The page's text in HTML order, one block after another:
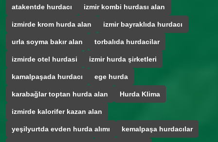
atakentde hurdacı izmir kombi hurdası alan
izmirde krom hurda alan izmir bayraklıda hurdacı
urla soyma bakır alan torbalıda hurdacilar
izmirde otel hurdasi izmir hurda şirketleri
kamalpaşada hurdacı ege hurda
karabağlar toptan hurda alan Hurda Klima
izmirde kalorifer kazan alan
yeşilyurtda evden hurda alımı kemalpaşa hurdacılar